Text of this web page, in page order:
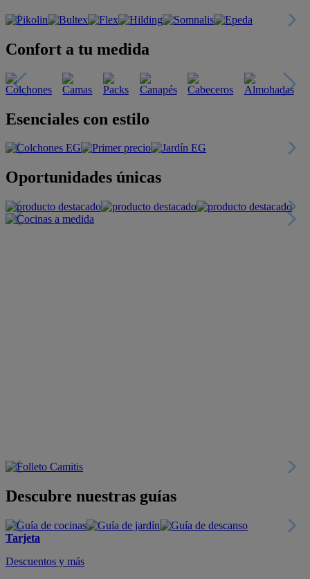
Confort a tu medida
Esenciales con estilo
Oportunidades únicas
Descubre nuestras guías
Tarjeta
Descuentos y más